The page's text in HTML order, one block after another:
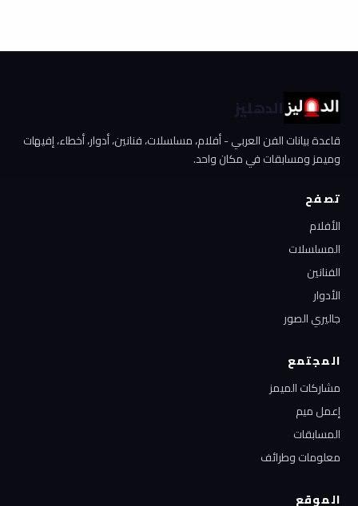
الدهليز
قاعدة بيانات الفن العربي - أفلام، مسلسلات، فنانين، أدوار، أخطاء، إفيهات
وميمز ومسابقات في مكان واحد.
تصفح
الأفلام
المسلسلات
الفنانين
الأدوار
جاليري الصور
المجتمع
مشاركات الميمز
إعمل ميم
المسابقات
معلومات وطرائف
الموقع